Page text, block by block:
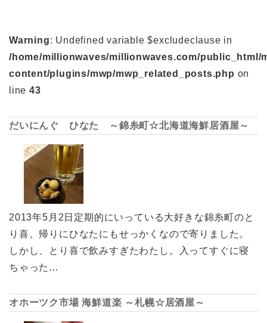
Warning: Undefined variable $excludeclause in
/home/millionwaves/millionwaves.com/public_html/
content/plugins/mwp/mwp_related_posts.php on
line 43
だいにんぐ ひなた ～錦糸町☆北海道海鮮居酒屋～
2013年5月2日定期的にいっている大好きな錦糸町のと
り喜。帰りにひなたにもせっかくなので寄りました。
しかし、とり喜で飲みすぎたわたし。入ってすぐに寝
ちゃった…
オホーツク市場 海鮮道楽 ～札幌☆居酒屋～